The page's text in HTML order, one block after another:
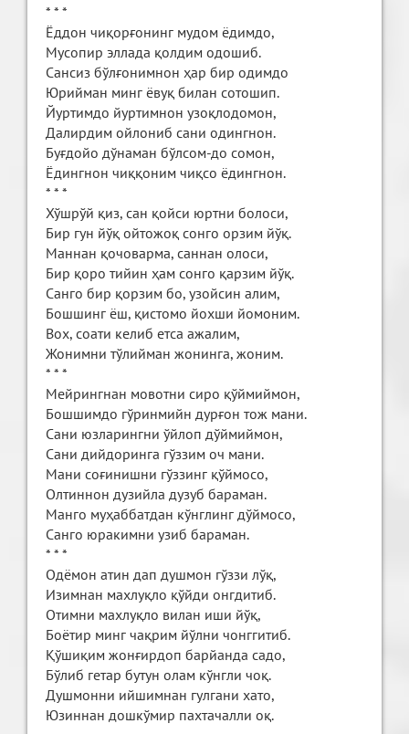
* * *
Ёддон чиқорғонинг мудом ёдимдо,
Мусопир эллада қолдим одошиб.
Сансиз бўлғонимнон ҳар бир одимдо
Юрийман минг ёвуқ билан сотошип.
Йуртимдо йуртимнон узоқлодомон,
Далирдим ойлониб сани одингнон.
Буғдойо дўнаман бўлсом-до сомон,
Ёдингнон чиққоним чиқсо ёдингнон.
* * *
Хўшрўй қиз, сан қойси юртни болоси,
Бир гун йўқ ойтожоқ сонго орзим йўқ.
Маннан қочоварма, саннан олоси,
Бир қоро тийин ҳам сонго қарзим йўқ.
Санго бир қорзим бо, узойсин алим,
Бошшинг ёш, қистомо йохши йомоним.
Вох, соати келиб етса ажалим,
Жонимни тўлийман жонинга, жоним.
* * *
Мейрингнан мовотни сиро қўймиймон,
Бошшимдо гўринмийн дурғон тож мани.
Сани юзларингни ўйлоп дўймиймон,
Сани дийдоринга гўззим оч мани.
Мани соғинишни гўззинг қўймосо,
Олтиннон дузийла дузуб бараман.
Манго муҳаббатдан кўнглинг дўймосо,
Санго юракимни узиб бараман.
* * *
Одёмон атин дап душмон гўззи лўқ,
Изимнан махлуқло қўйди онгдитиб.
Отимни махлуқло вилан иши йўқ,
Боётир минг чақрим йўлни чонггитиб.
Қўшиқим жонғирдоп барйанда садо,
Бўлиб гетар бутун олам кўнгли чоқ.
Душмонни ийшимнан гулгани хато,
Юзиннан дошкўмир пахтачалли оқ.